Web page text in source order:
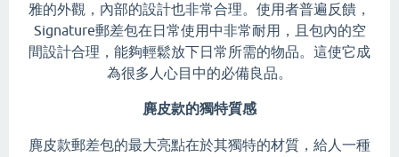
雅的外觀，內部的設計也非常合理。使用者普遍反饋，
Signature郵差包在日常使用中非常耐用，且包內的空
間設計合理，能夠輕鬆放下日常所需的物品。這使它成
為很多人心目中的必備良品。
麂皮款的獨特質感
麂皮款郵差包的最大亮點在於其獨特的材質，給人一種